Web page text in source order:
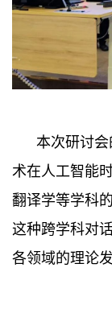
本次研讨
术在人工智能
翻译学等学科
这种跨学科对
各领域的理论